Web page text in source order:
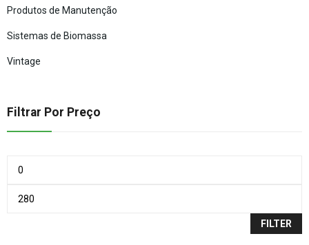
Produtos de Manutenção
Sistemas de Biomassa
Vintage
Filtrar Por Preço
FILTER